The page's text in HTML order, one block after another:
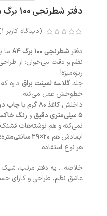
دفتر شطرنجی 100 برگ مدل مغز
(دیدگاه کاربر 1
دفتر شطرنجی 100 برگ A4
ما
نظم و دقت می‌خوان؛ از طراحی
ریزه‌میزه!
جلدگلاسه لمینت براق داره
خط‌وخش عمل می‌کنه.
داخلش کاغذ ۸۰ گرم با چاپ دوطرفه شطرنجی
۵ میلی‌متری دقیق
و رنگ
نمی‌کنه و هم نوشته‌هات
ابعادش هم ۲۰×۲۹ سانتی‌متر
هر نوع استفاده.
خلاصه… یه دفتر مرتب، شیک و
عاشق نظم، طراحی و کارای